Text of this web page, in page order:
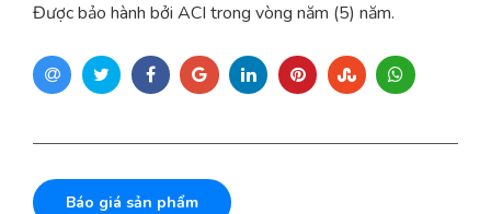
Được bảo hành bởi ACI trong vòng năm (5) năm.
Báo giá sản phẩm